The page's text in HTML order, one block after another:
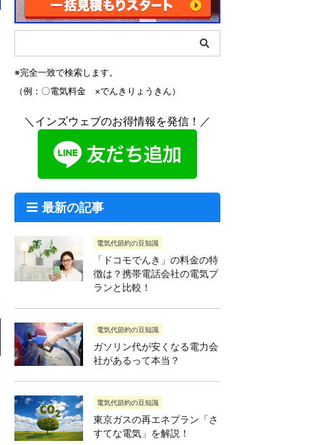
※完全一致で検索します。
（例：〇電気料金 ×でんきりょうきん）
＼インズウェブのお得情報を発信！／
最新の記事
電気代節約の豆知識
「ドコモでんき」の料金の特
徴は？携帯電話会社の電気プ
ランと比較！
電気代節約の豆知識
ガソリン代が安くなる電力会
社があるって本当？
電気代節約の豆知識
東京ガスの再エネプラン「さ
すてな電気」を解説！